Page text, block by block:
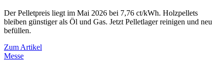
Der Pelletpreis liegt im Mai 2026 bei 7,76 ct/kWh. Holzpellets
bleiben günstiger als Öl und Gas. Jetzt Pelletlager reinigen und neu
befüllen.
Zum Artikel
Messe